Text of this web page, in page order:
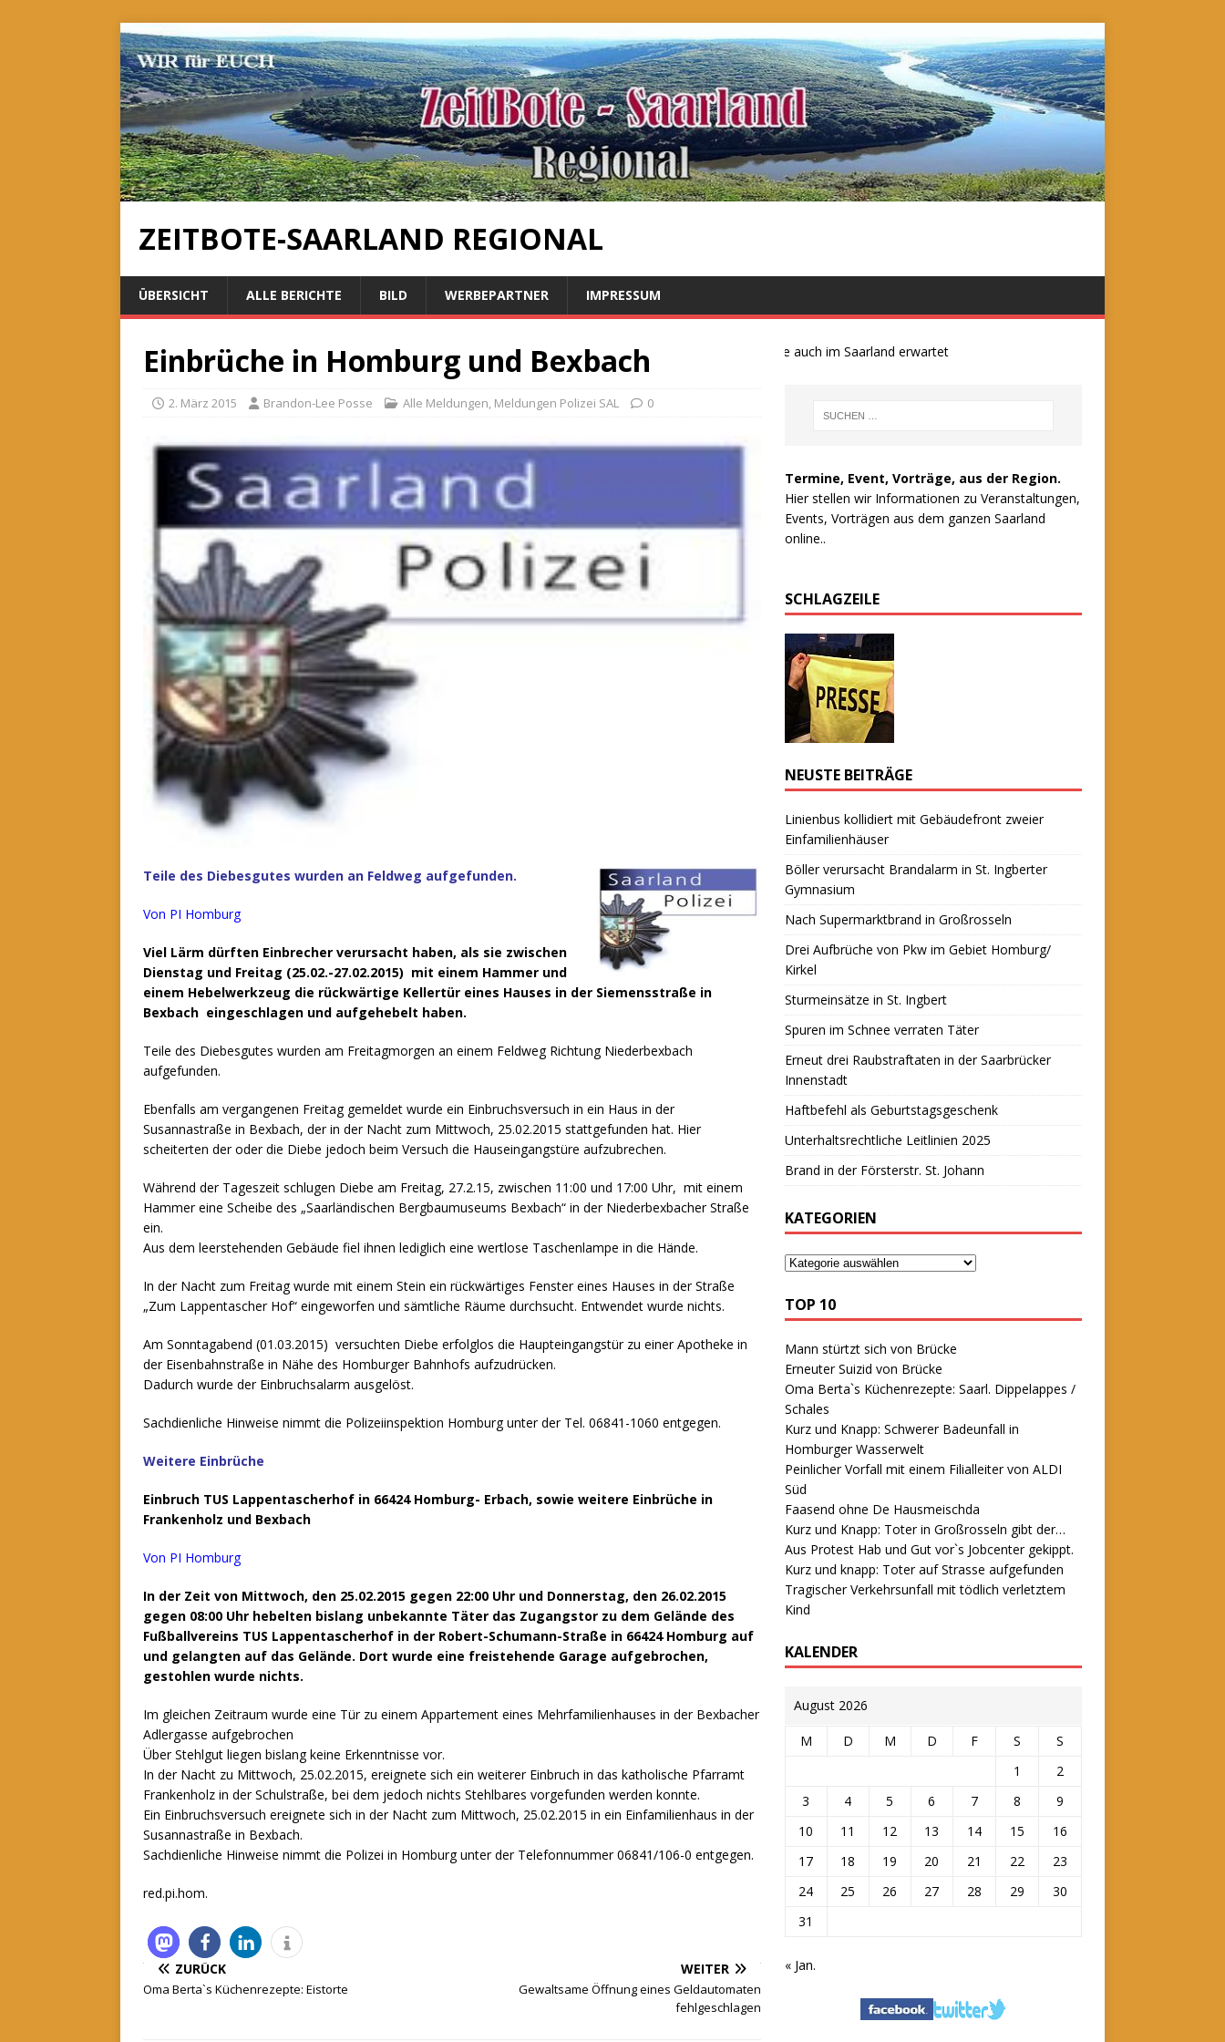
ZEITBOTE-SAARLAND REGIONAL
ÜBERSICHT ALLE BERICHTE BILD WERBEPARTNER IMPRESSUM
Einbrüche in Homburg und Bexbach
2. März 2015 Brandon-Lee Posse Alle Meldungen, Meldungen Polizei SAL 0
Teile des Diebesgutes wurden an Feldweg aufgefunden.
Von PI Homburg
Viel Lärm dürften Einbrecher verursacht haben, als sie zwischen
Dienstag und Freitag (25.02.-27.02.2015) mit einem Hammer und
einem Hebelwerkzeug die rückwärtige Kellertür eines Hauses in der Siemensstraße in
Bexbach eingeschlagen und aufgehebelt haben.
Teile des Diebesgutes wurden am Freitagmorgen an einem Feldweg Richtung Niederbexbach
aufgefunden.
Ebenfalls am vergangenen Freitag gemeldet wurde ein Einbruchsversuch in ein Haus in der
Susannastraße in Bexbach, der in der Nacht zum Mittwoch, 25.02.2015 stattgefunden hat. Hier
scheiterten der oder die Diebe jedoch beim Versuch die Hauseingangstüre aufzubrechen.
Während der Tageszeit schlugen Diebe am Freitag, 27.2.15, zwischen 11:00 und 17:00 Uhr, mit einem
Hammer eine Scheibe des „Saarländischen Bergbaumuseums Bexbach“ in der Niederbexbacher Straße
ein.
Aus dem leerstehenden Gebäude fiel ihnen lediglich eine wertlose Taschenlampe in die Hände.
In der Nacht zum Freitag wurde mit einem Stein ein rückwärtiges Fenster eines Hauses in der Straße
„Zum Lappentascher Hof“ eingeworfen und sämtliche Räume durchsucht. Entwendet wurde nichts.
Am Sonntagabend (01.03.2015) versuchten Diebe erfolglos die Haupteingangstür zu einer Apotheke in
der Eisenbahnstraße in Nähe des Homburger Bahnhofs aufzudrücken.
Dadurch wurde der Einbruchsalarm ausgelöst.
Sachdienliche Hinweise nimmt die Polizeiinspektion Homburg unter der Tel. 06841-1060 entgegen.
Weitere Einbrüche
Einbruch TUS Lappentascherhof in 66424 Homburg- Erbach, sowie weitere Einbrüche in
Frankenholz und Bexbach
Von PI Homburg
In der Zeit von Mittwoch, den 25.02.2015 gegen 22:00 Uhr und Donnerstag, den 26.02.2015
gegen 08:00 Uhr hebelten bislang unbekannte Täter das Zugangstor zu dem Gelände des
Fußballvereins TUS Lappentascherhof in der Robert-Schumann-Straße in 66424 Homburg auf
und gelangten auf das Gelände. Dort wurde eine freistehende Garage aufgebrochen,
gestohlen wurde nichts.
Im gleichen Zeitraum wurde eine Tür zu einem Appartement eines Mehrfamilienhauses in der Bexbacher
Adlergasse aufgebrochen
Über Stehlgut liegen bislang keine Erkenntnisse vor.
In der Nacht zu Mittwoch, 25.02.2015, ereignete sich ein weiterer Einbruch in das katholische Pfarramt
Frankenholz in der Schulstraße, bei dem jedoch nichts Stehlbares vorgefunden werden konnte.
Ein Einbruchsversuch ereignete sich in der Nacht zum Mittwoch, 25.02.2015 in ein Einfamilienhaus in der
Susannastraße in Bexbach.
Sachdienliche Hinweise nimmt die Polizei in Homburg unter der Telefonnummer 06841/106-0 entgegen.
red.pi.hom.
ZURÜCK
Oma Berta`s Küchenrezepte: Eistorte
WEITER
Gewaltsame Öffnung eines Geldautomaten
fehlgeschlagen
Bauernproteste auch im Saarland erwartet
Termine, Event, Vorträge, aus der Region.
Hier stellen wir Informationen zu Veranstaltungen,
Events, Vorträgen aus dem ganzen Saarland
online..
SCHLAGZEILE
NEUSTE BEITRÄGE
Linienbus kollidiert mit Gebäudefront zweier
Einfamilienhäuser
Böller verursacht Brandalarm in St. Ingberter
Gymnasium
Nach Supermarktbrand in Großrosseln
Drei Aufbrüche von Pkw im Gebiet Homburg/
Kirkel
Sturmeinsätze in St. Ingbert
Spuren im Schnee verraten Täter
Erneut drei Raubstraftaten in der Saarbrücker
Innenstadt
Haftbefehl als Geburtstagsgeschenk
Unterhaltsrechtliche Leitlinien 2025
Brand in der Försterstr. St. Johann
KATEGORIEN
TOP 10
Mann stürtzt sich von Brücke
Erneuter Suizid von Brücke
Oma Berta`s Küchenrezepte: Saarl. Dippelappes /
Schales
Kurz und Knapp: Schwerer Badeunfall in
Homburger Wasserwelt
Peinlicher Vorfall mit einem Filialleiter von ALDI
Süd
Faasend ohne De Hausmeischda
Kurz und Knapp: Toter in Großrosseln gibt der…
Aus Protest Hab und Gut vor`s Jobcenter gekippt.
Kurz und knapp: Toter auf Strasse aufgefunden
Tragischer Verkehrsunfall mit tödlich verletztem
Kind
KALENDER
August 2026
M D M D F S
S
1
2
3
4 5 6 7 8
9
10
11 12 13 14 15
16
17
18 19 20 21 22
23
24
25 26 27 28 29
30
31
« Jan.